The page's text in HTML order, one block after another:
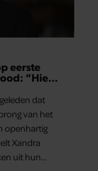
eerste
“Hier
dat
van het
openhartig
Xandra
uit hun